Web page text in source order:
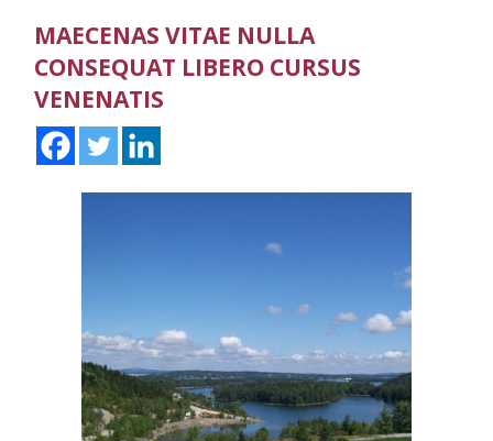
MAECENAS VITAE NULLA
CONSEQUAT LIBERO CURSUS
VENENATIS